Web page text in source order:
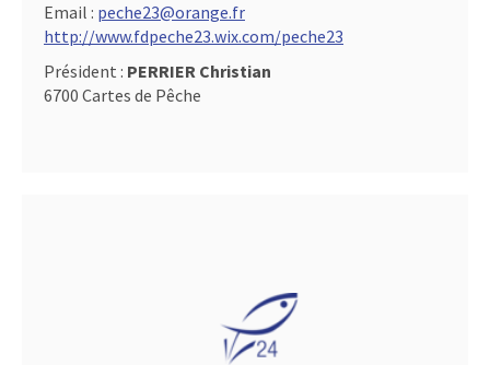
Email : peche23@orange.fr
http://www.fdpeche23.wix.com/peche23
Président : PERRIER Christian
6700 Cartes de Pêche